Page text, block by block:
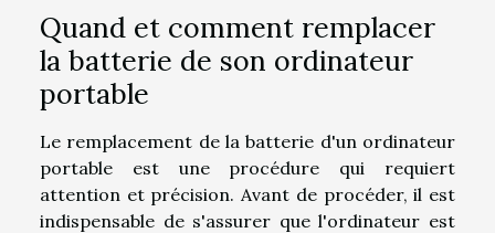
Quand et comment remplacer
la batterie de son ordinateur
portable
Le remplacement de la batterie d'un ordinateur
portable est une procédure qui requiert
attention et précision. Avant de procéder, il est
indispensable de s'assurer que l'ordinateur est